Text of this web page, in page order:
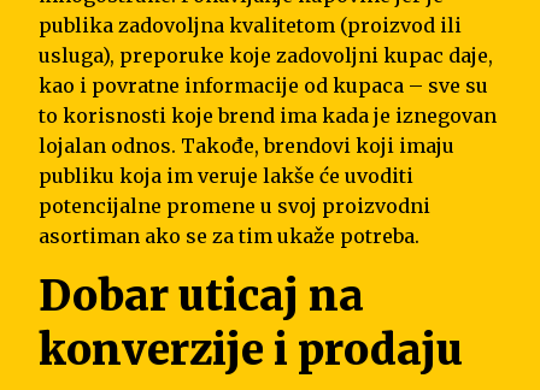
publika zadovoljna kvalitetom (proizvod ili
usluga), preporuke koje zadovoljni kupac daje,
kao i povratne informacije od kupaca – sve su
to korisnosti koje brend ima kada je iznegovan
lojalan odnos. Takođe, brendovi koji imaju
publiku koja im veruje lakše će uvoditi
potencijalne promene u svoj proizvodni
asortiman ako se za tim ukaže potreba.
Dobar uticaj na
konverzije i prodaju